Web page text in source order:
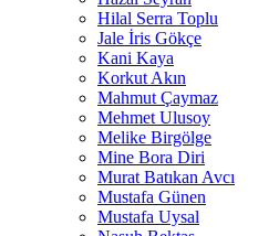
Hilal Serra Toplu
Jale İris Gökçe
Kani Kaya
Korkut Akın
Mahmut Çaymaz
Mehmet Ulusoy
Melike Birgölge
Mine Bora Diri
Murat Batıkan Avcı
Mustafa Günen
Mustafa Uysal